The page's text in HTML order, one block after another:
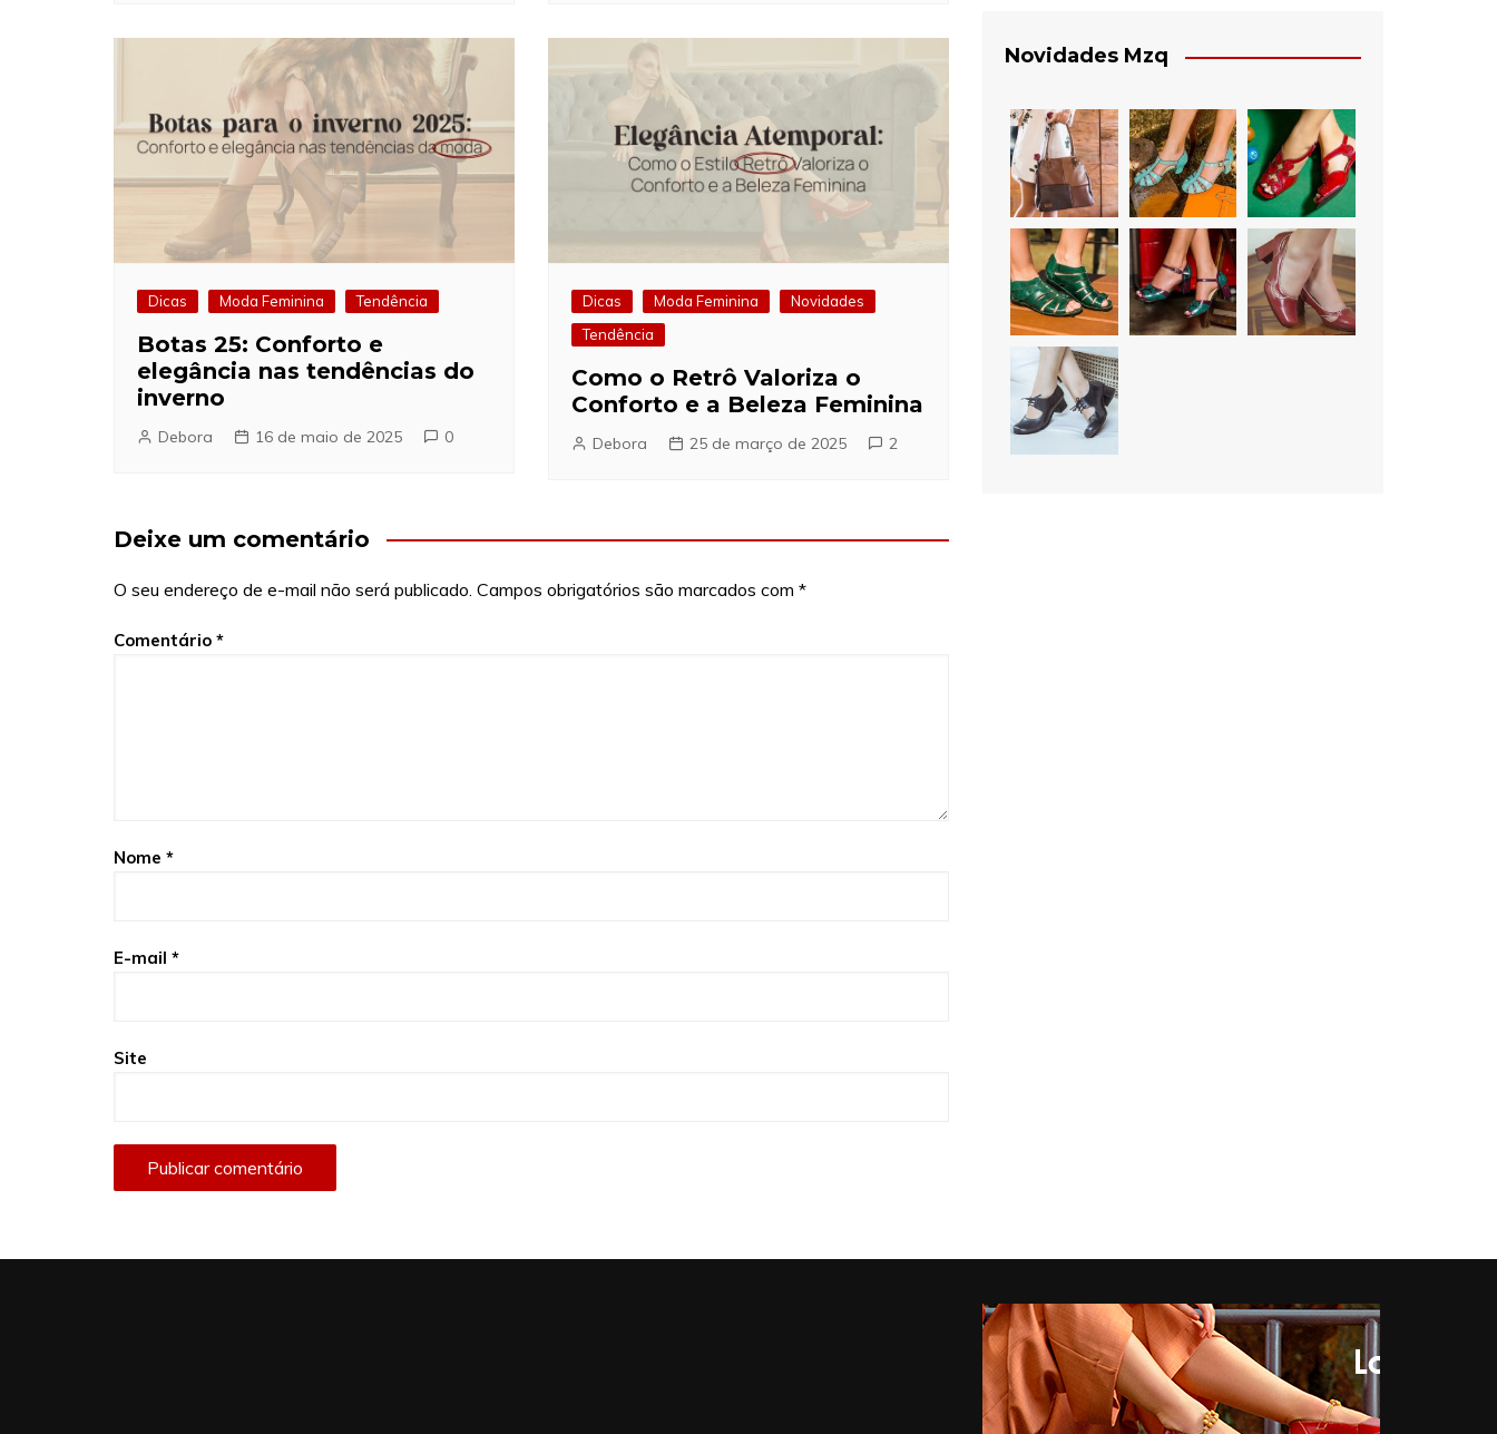
Dicas Moda Feminina Tendência
Botas 25: Conforto e
elegância nas tendências do
inverno
Debora 16 de maio de 2025 0
Dicas Moda Feminina
Novidades
Tendência
Como o Retrô Valoriza o
Conforto e a Beleza Feminina
Debora 25 de março de 2025 2
Deixe um comentário
O seu endereço de e-mail não será publicado. Campos obrigatórios são marcados com *
Comentário *
Nome *
E-mail *
Site
Novidades Mzq